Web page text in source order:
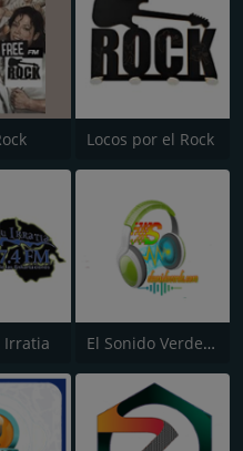
Locos por el Rock
Irratia El Sonido Verde Live